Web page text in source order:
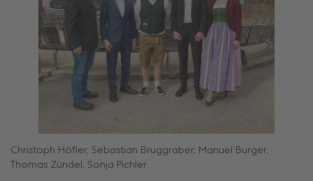
Christoph Höfler, Sebastian Bruggraber, Manuel Burger,
Thomas Zündel, Sonja Pichler